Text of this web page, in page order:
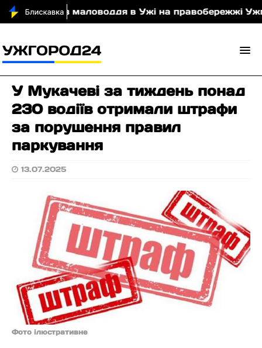
Через маловоддя в Ужі на правобережжі
У Мукачеві за тиждень понад
230 водіїв отримали штрафи
за порушення правил
паркування
13.07.2025
Фото ілюстративне